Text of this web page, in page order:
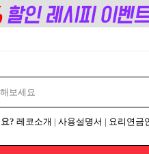
? 레코소개 | 사용설명서 | 요리연금